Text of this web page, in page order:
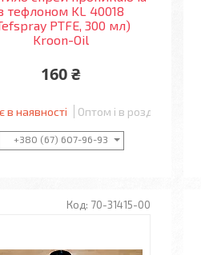
тефлоном KL 40018
PTFE, 300 мл)
Kroon-Oil
160 ₴
в наявності Оптом і в роздріб
+380 (67) 607-96-93
70-31415-00